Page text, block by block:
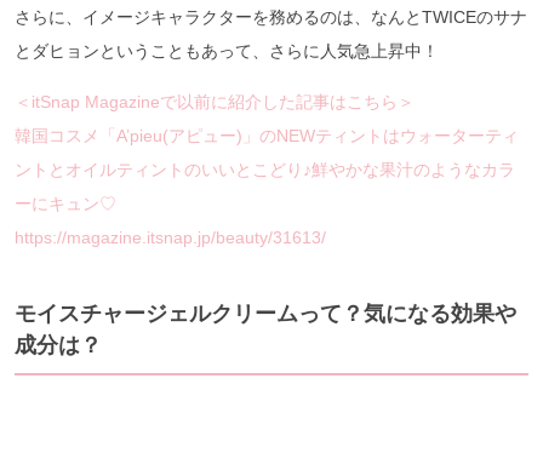
さらに、イメージキャラクターを務めるのは、なんとTWICEのサナ
とダヒョンということもあって、さらに人気急上昇中！
＜itSnap Magazineで以前に紹介した記事はこちら＞
韓国コスメ「A’pieu(アピュー)」のNEWティントはウォーターティ
ントとオイルティントのいいとこどり♪鮮やかな果汁のようなカラ
ーにキュン♡
https://magazine.itsnap.jp/beauty/31613/
モイスチャージェルクリームって？気になる効果や
成分は？